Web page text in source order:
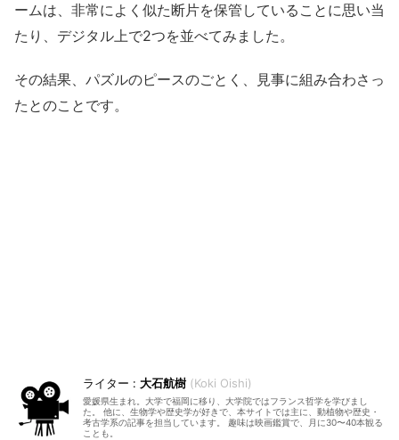
ームは、非常によく似た断片を保管していることに思い当
たり、デジタル上で2つを並べてみました。
その結果、パズルのピースのごとく、見事に組み合わさっ
たとのことです。
大石航樹 Koki Oishi
愛媛県生まれ。大学で福岡に移り、大学院ではフランス哲学を学びまし
た。 他に、生物学や歴史学が好きで、本サイトでは主に、動植物や歴史・
考古学系の記事を担当しています。 趣味は映画鑑賞で、月に30〜40本観る
ことも。